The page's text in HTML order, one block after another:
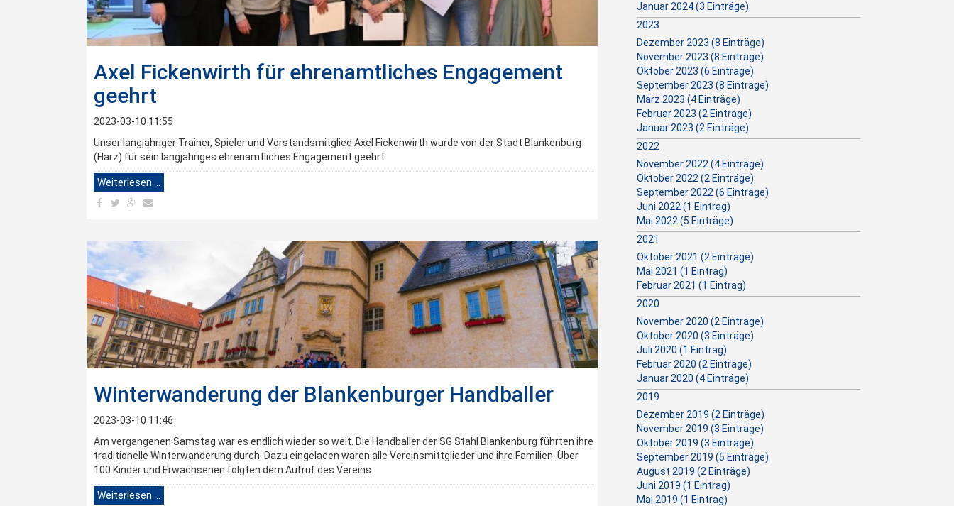
Axel Fickenwirth für ehrenamtliches Engagement
geehrt
2023-03-10 11:55
Unser langjähriger Trainer, Spieler und Vorstandsmitglied Axel Fickenwirth wurde von der Stadt Blankenburg
(Harz) für sein langjähriges ehrenamtliches Engagement geehrt.
Weiterlesen …
Winterwanderung der Blankenburger Handballer
2023-03-10 11:46
Am vergangenen Samstag war es endlich wieder so weit. Die Handballer der SG Stahl Blankenburg führten ihre
traditionelle Winterwanderung durch. Dazu eingeladen waren alle Vereinsmittglieder und ihre Familien. Über
100 Kinder und Erwachsenen folgten dem Aufruf des Vereins.
Weiterlesen …
Januar 2024 (3 Einträge)
2023
Dezember 2023 (8 Einträge)
November 2023 (8 Einträge)
Oktober 2023 (6 Einträge)
September 2023 (8 Einträge)
März 2023 (4 Einträge)
Februar 2023 (2 Einträge)
Januar 2023 (2 Einträge)
2022
November 2022 (4 Einträge)
Oktober 2022 (2 Einträge)
September 2022 (6 Einträge)
Juni 2022 (1 Eintrag)
Mai 2022 (5 Einträge)
2021
Oktober 2021 (2 Einträge)
Mai 2021 (1 Eintrag)
Februar 2021 (1 Eintrag)
2020
November 2020 (2 Einträge)
Oktober 2020 (3 Einträge)
Juli 2020 (1 Eintrag)
Februar 2020 (2 Einträge)
Januar 2020 (4 Einträge)
2019
Dezember 2019 (2 Einträge)
November 2019 (3 Einträge)
Oktober 2019 (3 Einträge)
September 2019 (5 Einträge)
August 2019 (2 Einträge)
Juni 2019 (1 Eintrag)
Mai 2019 (1 Eintrag)